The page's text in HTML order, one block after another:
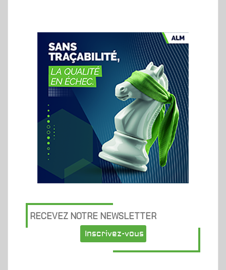
RECEVEZ NOTRE NEWSLETTER
Inscrivez-vous